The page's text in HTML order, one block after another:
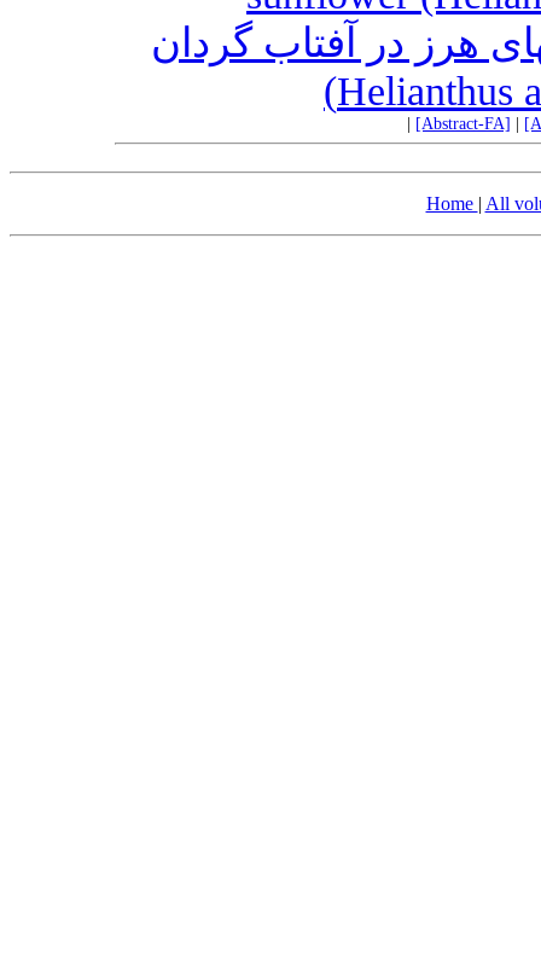
هرز در آفتاب گردان
[Abstract-FA]
Home | All